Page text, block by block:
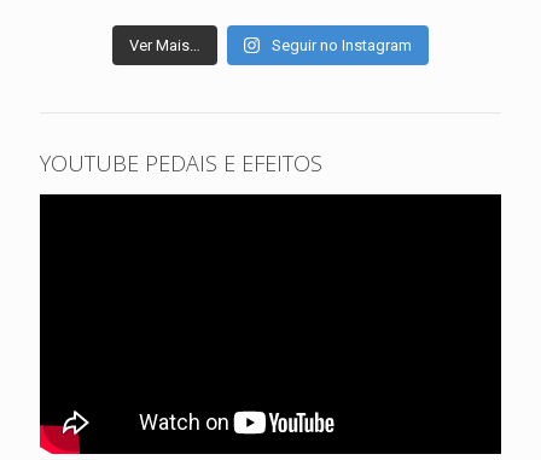
Ver Mais… Seguir no Instagram
YOUTUBE PEDAIS E EFEITOS